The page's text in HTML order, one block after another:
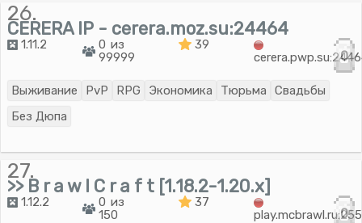
26.
CERERA IP - cerera.moz.su:24464
1.11.2
0 из
99999
39
0
Выживание PvP RPG Экономика Тюрьма
Свадьбы
Без Дюпа
27.
>> B r a w l C r a f t [1.18.2-1.20.x]
1.12.2
0 из
150
37
0